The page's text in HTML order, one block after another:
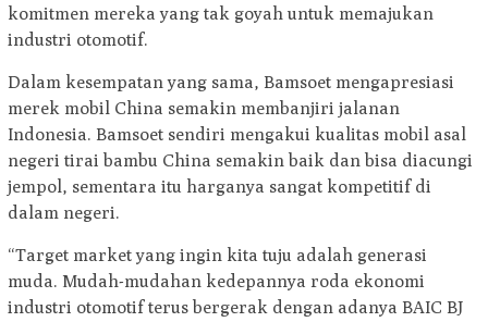
komitmen mereka yang tak goyah untuk memajukan
industri otomotif.
Dalam kesempatan yang sama, Bamsoet mengapresiasi
merek mobil China semakin membanjiri jalanan
Indonesia. Bamsoet sendiri mengakui kualitas mobil asal
negeri tirai bambu China semakin baik dan bisa diacungi
jempol, sementara itu harganya sangat kompetitif di
dalam negeri.
“Target market yang ingin kita tuju adalah generasi
muda. Mudah-mudahan kedepannya roda ekonomi
industri otomotif terus bergerak dengan adanya BAIC BJ